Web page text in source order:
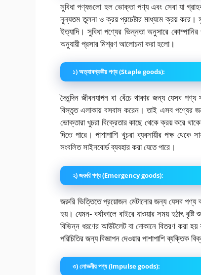
সুবিধা পণ্যগুলো হল ভোক্তা পণ্য এবং সেবা যা
নূন্যতম তুলনা ও ক্রয় প্রচেষ্টার মাধ্যমে ক্রয় করে।
ইত্যাদি। সুবিধা পণ্যের ভিন্নতা অনুসারে
অনুযায়ী প্রসার মিশ্রণ আলোচনা করা হলো।
১) অত্যাবশ্যকীয় পণ্য (Staple goods):
দৈনন্দিন জীবনযাপন বা বেঁচে থাকার জন্য যেসব
বিস্তৃত এলাকায় বসবাস করেন। তাই এসব পণ্যের
ভোক্তারা খুচরা বিক্রেতার কাছে থেকে ক্রয় করে
দিতে পারে। পাশাপাশি খুচরা ব্যবসায়ীর পক্ষ
সংবলিত সাইনবোর্ড ব্যবহার করা যেতে পারে।
২) জরুরি পণ্য (Emergency goods):
জরুরি ভিত্তিতে প্রয়োজন মেটানোর জন্য যেসব
হয়। যেমন- বর্ষাকালে বাইরে যাওয়ার সময় হঠাৎ
বিভিন্ন ধরণের আউটলেট বা দোকানে বিতরণ করা
পরিচিতির জন্য বিজ্ঞাপন দেওয়ার পাশাপাশি ব্যক্তিক
৩) লোভনীয় পণ্য (Impulse goods):